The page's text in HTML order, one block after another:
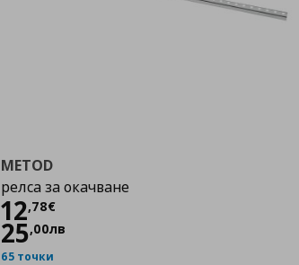
METOD
релса за окачване
12,78€
Цена
25,00лв
65 точки